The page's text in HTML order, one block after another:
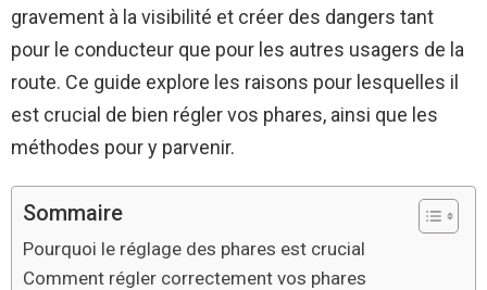
gravement à la visibilité et créer des dangers tant
pour le conducteur que pour les autres usagers de la
route. Ce guide explore les raisons pour lesquelles il
est crucial de bien régler vos phares, ainsi que les
méthodes pour y parvenir.
Sommaire
Pourquoi le réglage des phares est crucial
Comment régler correctement vos phares